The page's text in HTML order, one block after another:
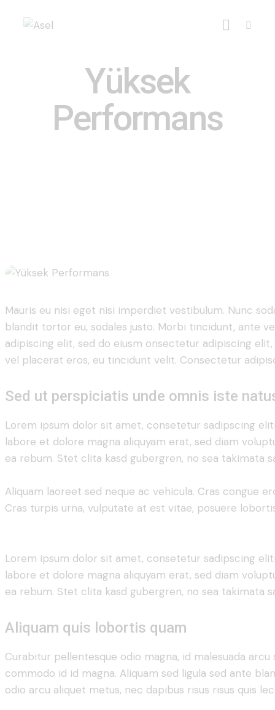
Yüksek
Performans
Mauris eu nisi eget nisi imperdiet vestibulum. Nunc
blandit tortor eu, sodales justo. Morbi tincidunt, ante
adipiscing elit, sed do eiusm onsectetur adipiscing
vel placerat eros, eu tincidunt velit. Consectetur
Sed ut perspiciatis unde omnis iste
Lorem ipsum dolor sit amet, consetetur sadipscing
labore et dolore magna aliquyam erat, sed diam
ea rebum. Stet clita kasd gubergren, no sea takimata
Aliquam laoreet sed neque ac vehicula. Cras congue
Cras turpis urna, vulputate at est vitae, posuere
Lorem ipsum dolor sit amet, consetetur sadipscing
labore et dolore magna aliquyam erat, sed diam
ea rebum. Stet clita kasd gubergren, no sea takimata
Aliquam quis lobortis quam
Curabitur pellentesque odio magna, id malesuada
commodo id id magna. Aliquam sed ligula sed ante
odio arcu aliquet metus, nec dapibus risus risus quis